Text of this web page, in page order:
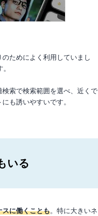
ためによく利用していまし
索で検索範囲を選べ、近くで
も誘いやすいです。
いる
スに働くことも。特に大きいネ